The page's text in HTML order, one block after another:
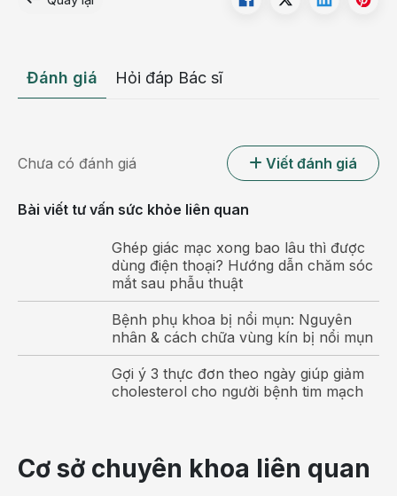
25 tuổi.
đến sự phát triển chiều cao ở trẻ, nhưng có 3 yếu tố
chính và có thể tác động được đó là: dinh dưỡng, môi
Yếu tố về môi trường - xã hội ảnh hưởng
Đánh giá Hỏi đáp Bác sĩ
Chưa có đánh giá Viết đánh giá
Bài viết tư vấn sức khỏe liên quan
Ghép giác mạc xong bao lâu thì được
dùng điện thoại? Hướng dẫn chăm sóc
mắt sau phẫu thuật
Bệnh phụ khoa bị nổi mụn: Nguyên
nhân & cách chữa vùng kín bị nổi mụn
Gợi ý 3 thực đơn theo ngày giúp giảm
cholesterol cho người bệnh tim mạch
Cơ sở chuyên khoa liên quan